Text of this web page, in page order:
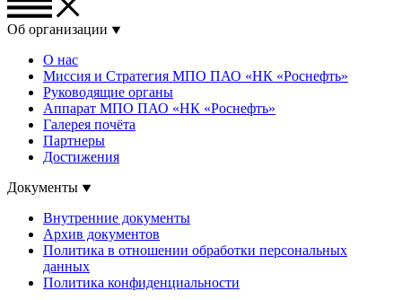
Об организации
О нас
Миссия и Стратегия МПО ПАО «НК «Роснефть»
Руководящие органы
Аппарат МПО ПАО «НК «Роснефть»
Галерея почёта
Партнеры
Достижения
Документы
Внутренние документы
Архив документов
Политика в отношении обработки персональных
данных
Политика конфиденциальности